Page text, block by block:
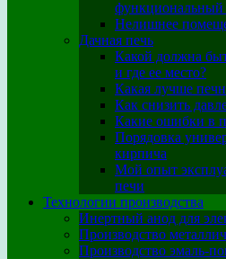
Нелишнее
Дачная печь
Какой должна
и где ее место?
Какая лучше
Как снизить
Какие ошибки в
Порядовка
кирпича
Мой опыт
печи
Технологии производства
Инертный анод для
Производство
Производство эмаль-